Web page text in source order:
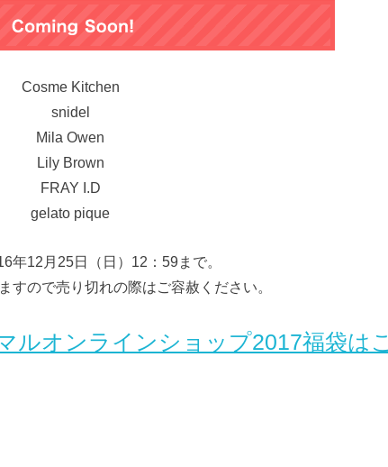
Cosme Kitchen
snidel
Mila Owen
Lily Brown
FRAY I.D
gelato pique
年12月25日（日）12：59まで。
すので売り切れの際はご容赦ください。
ルオンラインショップ2017福袋はこ